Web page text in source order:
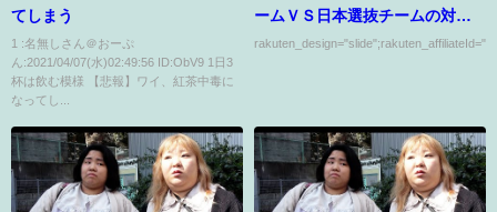
てしまう
1 :名無しさん＠おーぷ
ん:2021/04/07(水)02:49:56 ID:ObV9 1日3
杯は飲む模様 【悲報】ワイ、紅茶中毒に
なってし...
ームＶＳ日本選抜チームの対
決 4月27日